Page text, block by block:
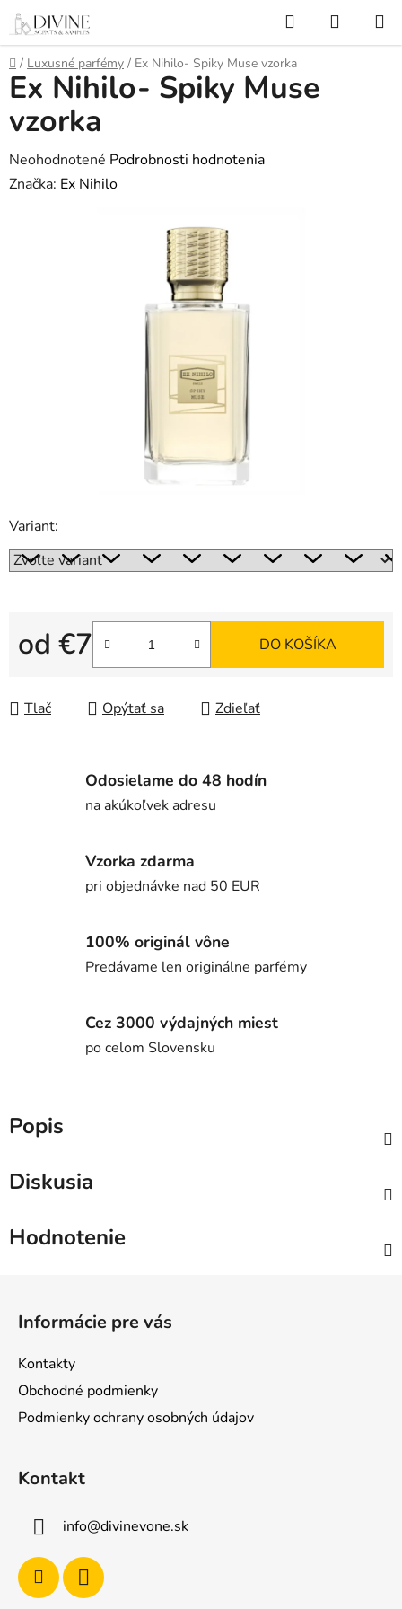
Prejsť
obsah
Hľadať
KOŠÍK
Domov
/ Luxusné parfémy / Ex Nihilo- Spiky Muse vzorka
Variant:
od €7
Jednotková cena:
DO KOŠÍKA
Tlač Opýtať sa Zdieľať
Ex Nihilo- Spiky Muse
vzorka
Priemerné
hodnotenie
Neohodnotené Podrobnosti hodnotenia
Značka: Ex Nihilo
Odosielame do 48 hodín
na akúkoľvek adresu
Vzorka zdarma
pri objednávke nad 50 EUR
100% originál vône
Predávame len originálne parfémy
Cez 3000 výdajných miest
po celom Slovensku
Popis
Diskusia
Hodnotenie
Informácie pre vás
Kontakty
Obchodné podmienky
Podmienky ochrany osobných údajov
Kontakt
info@divinevone.sk